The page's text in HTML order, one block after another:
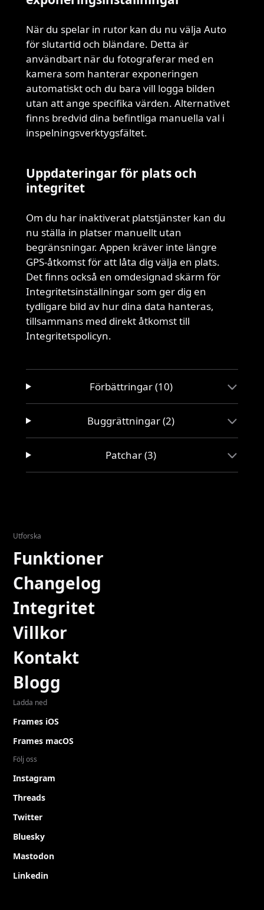
När du spelar in rutor kan du nu välja Auto
för slutartid och bländare. Detta är
användbart när du fotograferar med en
kamera som hanterar exponeringen
automatiskt och du bara vill logga bilden
utan att ange specifika värden. Alternativet
finns bredvid dina befintliga manuella val i
inspelningsverktygsfältet.
Uppdateringar för plats och
integritet
Om du har inaktiverat platstjänster kan du
nu ställa in platser manuellt utan
begränsningar. Appen kräver inte längre
GPS-åtkomst för att låta dig välja en plats.
Det finns också en omdesignad skärm för
Integritetsinställningar som ger dig en
tydligare bild av hur dina data hanteras,
tillsammans med direkt åtkomst till
Integritetspolicyn.
Förbättringar (10)
Buggrättningar (2)
Patchar (3)
Utforska
Funktioner
Changelog
Integritet
Villkor
Kontakt
Blogg
Ladda ned
Frames iOS
Frames macOS
Följ oss
Instagram
Threads
Twitter
Bluesky
Mastodon
Linkedin